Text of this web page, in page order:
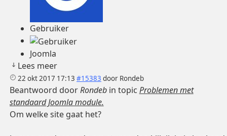
Gebruiker
Joomla
Lees meer
22 okt 2017 17:13 #15383 door Rondeb
Beantwoord doorRondebin topic Problemen met
standaard Joomla module.
Om welke site gaat het?